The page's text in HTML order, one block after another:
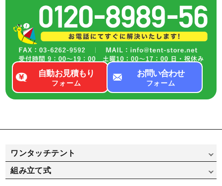
自動お見積もり
フォーム
お問い合わせ
フォーム
ワンタッチテント
かんたんてんと（スチール&アルミ骨フレーム）
組み立て式